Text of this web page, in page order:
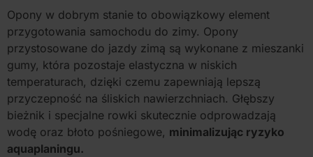
Opony w dobrym stanie to obowiązkowy element
przygotowania samochodu do zimy. Opony
przystosowane do jazdy zimą są wykonane z mieszanki
gumy, która pozostaje elastyczna w niskich
temperaturach, dzięki czemu zapewniają lepszą
przyczepność na śliskich nawierzchniach. Głębszy
bieżnik i specjalne rowki skutecznie odprowadzają
wodę oraz błoto pośniegowe, minimalizując ryzyko
aquaplaningu.